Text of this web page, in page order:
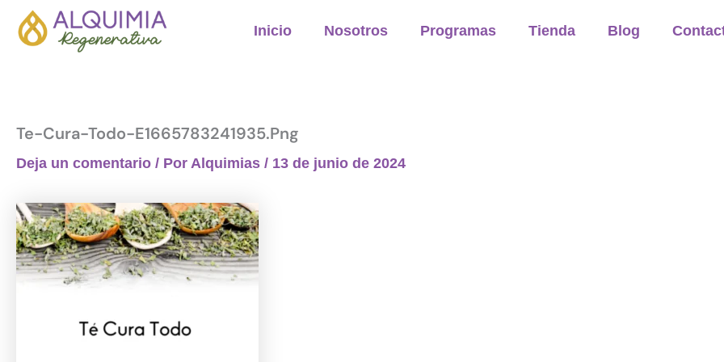
Inicio Nosotros Programas Tienda Blog
Te-Cura-Todo-E1665783241935.png
Deja un comentario / Por Alquimias / 13 de junio de 2024